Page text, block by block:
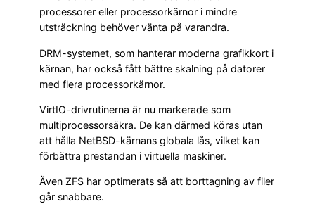
processorer eller processorkärnor i mindre
utsträckning behöver vänta på varandra.
DRM-systemet, som hanterar moderna grafikkort i
kärnan, har också fått bättre skalning på datorer
med flera processorkärnor.
VirtIO-drivrutinerna är nu markerade som
multiprocessorsäkra. De kan därmed köras utan
att hålla NetBSD-kärnans globala lås, vilket kan
förbättra prestandan i virtuella maskiner.
Även ZFS har optimerats så att borttagning av filer
går snabbare.